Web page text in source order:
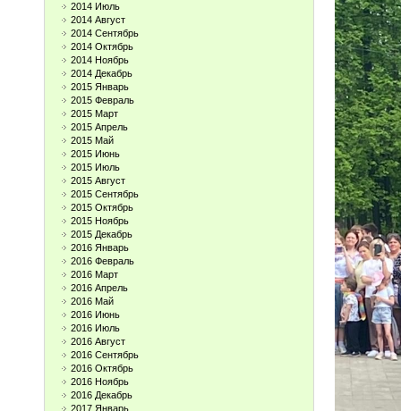
2014 Июль
2014 Август
2014 Сентябрь
2014 Октябрь
2014 Ноябрь
2014 Декабрь
2015 Январь
2015 Февраль
2015 Март
2015 Апрель
2015 Май
2015 Июнь
2015 Июль
2015 Август
2015 Сентябрь
2015 Октябрь
2015 Ноябрь
2015 Декабрь
2016 Январь
2016 Февраль
2016 Март
2016 Апрель
2016 Май
2016 Июнь
2016 Июль
2016 Август
2016 Сентябрь
2016 Октябрь
2016 Ноябрь
2016 Декабрь
2017 Январь